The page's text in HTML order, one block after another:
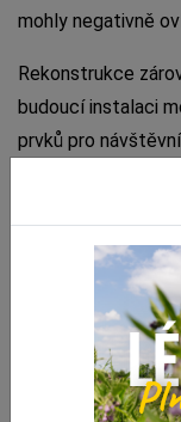
mohly negativně
Rekonstrukce
budoucí instalaci
prvků pro
„Je nám líto, že
takto rozsáhlé
návštěvnického
Pomezí budou
případným
ČR Milan Jan